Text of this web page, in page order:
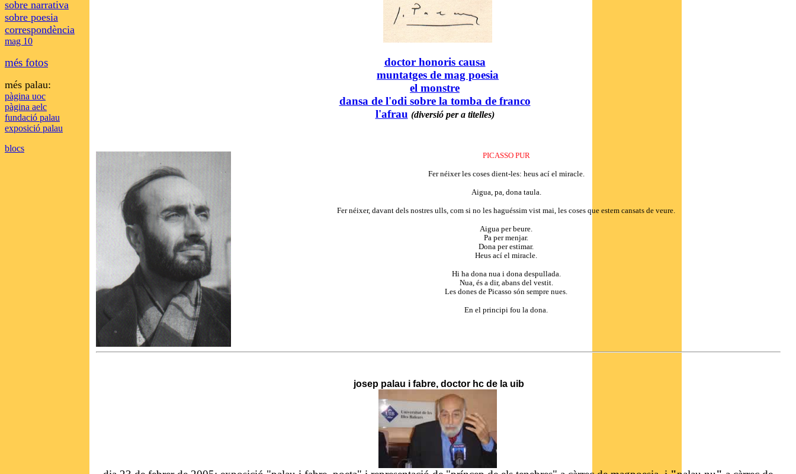
sobre narrativa
sobre poesia
correspondència
mag 10
més fotos
més palau:
pàgina uoc
pàgina aelc
fundació palau
exposició palau
blocs
doctor honoris causa
muntatges de mag poesia
el monstre
dansa de l'odi sobre la tomba de franco
l'afrau (diversió per a titelles)
PICASSO PUR
Fer néixer les coses dient-les: heus ací el miracle.
Aigua, pa, dona taula.
Fer néixer, davant dels nostres ulls, com si no les haguéssim vist mai, les coses que estem cansats de veure.
Aigua per beure.
Pa per menjar.
Dona per estimar.
Heus ací el miracle.
Hi ha dona nua i dona despullada.
Nua, és a dir, abans del vestit.
Les dones de Picasso són sempre nues.
En el principi fou la dona.
josep palau i fabre, doctor hc de la uib